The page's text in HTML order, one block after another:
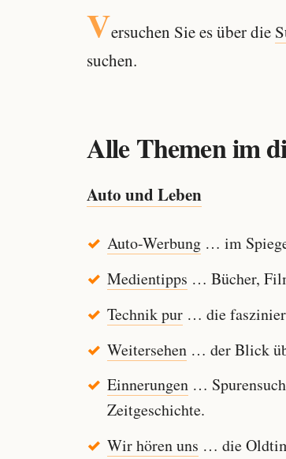
Versuchen Sie es über die
suchen.
Alle Themen im
Auto und Leben
Auto-Werbung… im
Medientipps … Bücher,
Technik pur… die
Weitersehen… der Blick
Einnerungen…
Zeitgeschichte.
Wir hören uns … die